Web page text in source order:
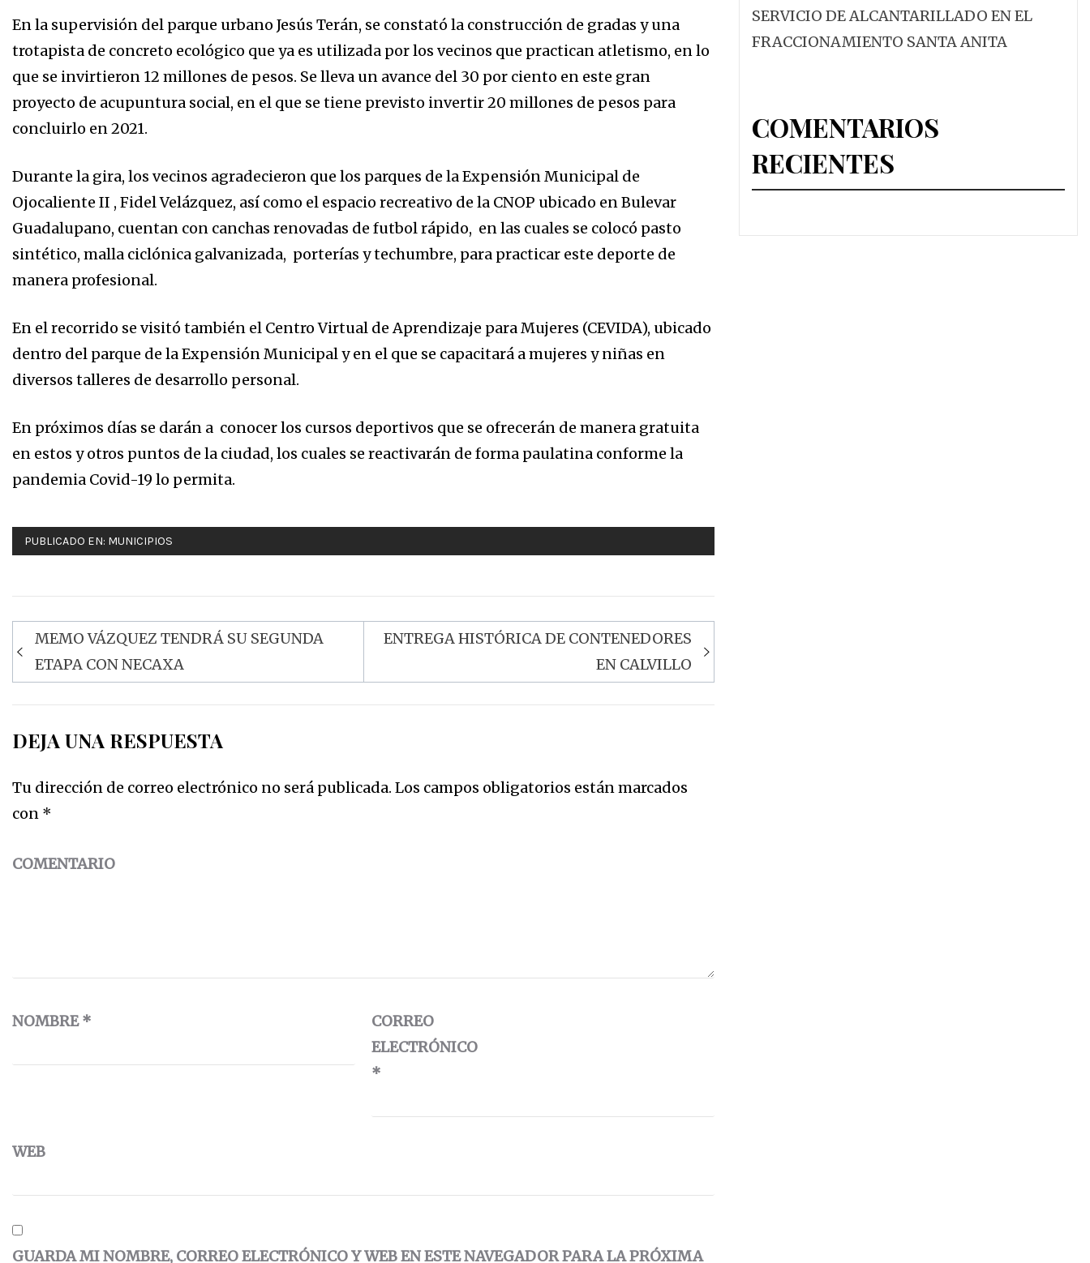
En la supervisión del parque urbano Jesús Terán, se constató la construcción de gradas y una
trotapista de concreto ecológico que ya es utilizada por los vecinos que practican atletismo, en lo
que se invirtieron 12 millones de pesos. Se lleva un avance del 30 por ciento en este gran
proyecto de acupuntura social, en el que se tiene previsto invertir 20 millones de pesos para
concluirlo en 2021.
Durante la gira, los vecinos agradecieron que los parques de la Expensión Municipal de
Ojocaliente II , Fidel Velázquez, así como el espacio recreativo de la CNOP ubicado en Bulevar
Guadalupano, cuentan con canchas renovadas de futbol rápido, en las cuales se colocó pasto
sintético, malla ciclónica galvanizada, porterías y techumbre, para practicar este deporte de
manera profesional.
En el recorrido se visitó también el Centro Virtual de Aprendizaje para Mujeres (CEVIDA), ubicado
dentro del parque de la Expensión Municipal y en el que se capacitará a mujeres y niñas en
diversos talleres de desarrollo personal.
En próximos días se darán a conocer los cursos deportivos que se ofrecerán de manera gratuita
en estos y otros puntos de la ciudad, los cuales se reactivarán de forma paulatina conforme la
pandemia Covid-19 lo permita.
PUBLICADO EN: MUNICIPIOS
Navegación
de
MEMO VÁZQUEZ TENDRÁ SU SEGUNDA
ETAPA CON NECAXA
ENTREGA HISTÓRICA DE CONTENEDORES
EN CALVILLO
DEJA UNA RESPUESTA
Tu dirección de correo electrónico no será publicada. Los campos obligatorios están marcados
con *
COMENTARIO
NOMBRE*
CORREO
ELECTRÓNICO
*
WEB
GUARDA MI NOMBRE, CORREO ELECTRÓNICO Y WEB EN ESTE NAVEGADOR PARA LA PRÓXIMA
SERVICIO DE ALCANTARILLADO EN EL
FRACCIONAMIENTO SANTA ANITA
COMENTARIOS
RECIENTES